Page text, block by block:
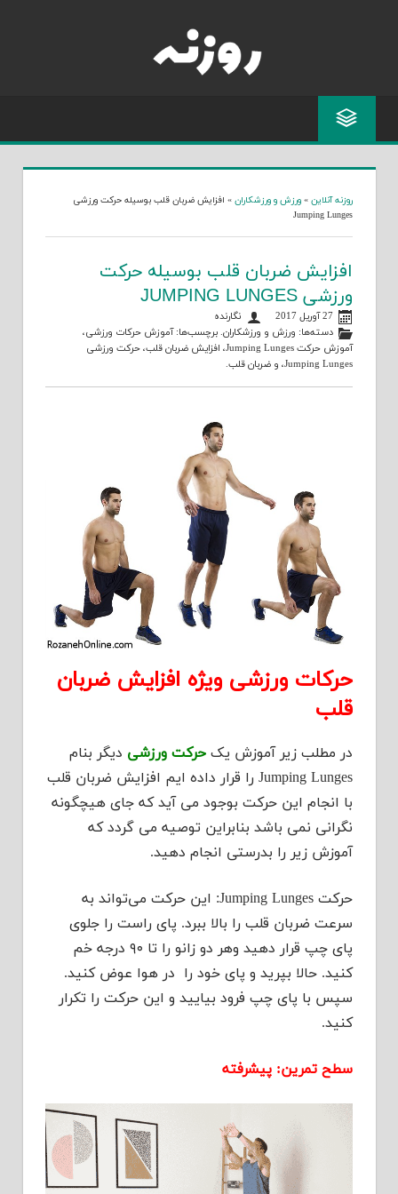
روزنه آنلاین » ورزش و ورزشکاران » افزایش ضربان قلب بوسیله حرکت ورزشی
Jumping Lunges
افزایش ضربان قلب بوسیله حرکت
ورزشی JUMPING LUNGES
27 آوریل 2017
نگارنده
دسته‌ها: ورزش و ورزشکاران. برچسب‌ها:آموزش حرکات ورزشی،
آموزش حرکت Jumping Lunges
، افزایش ضربان قلب، حرکت ورزشی
Jumping Lunges، و ضربان قلب.
حرکات ورزشی ویژه افزایش ضربان
قلب
در مطلب زیر آموزش یک حرکت ورزشی دیگر بنام
Jumping Lunges را قرار داده ایم افزایش ضربان قلب
با انجام این حرکت بوجود می آید که جای هیچگونه
نگرانی نمی باشد بنابراین توصیه می گردد که
آموزش زیر را بدرستی انجام دهید.
حرکت Jumping Lunges: این حرکت می‌تواند به
سرعت ضربان قلب را بالا ببرد. پای راست را جلوی
پای چپ قرار دهید وهر دو زانو را تا ۹۰ درجه خم
کنید. حالا بپرید و پای خود را در هوا عوض کنید.
سپس با پای چپ فرود بیایید و این حرکت را تکرار
کنید.
سطح تمرین: پیشرفته